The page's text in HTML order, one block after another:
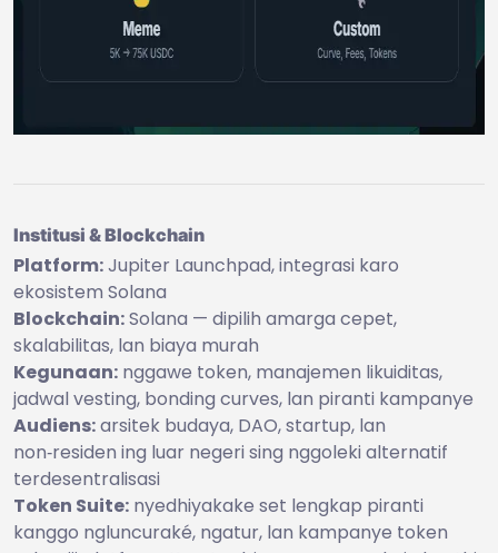
Institusi & Blockchain
Platform:Jupiter Launchpad, integrasi karo
ekosistem Solana
Blockchain:Solana — dipilih amarga cepet,
skalabilitas, lan biaya murah
Kegunaan: nggawe token, manajemen likuiditas,
jadwal vesting, bonding curves, lan piranti kampanye
Audiens:arsitek budaya, DAO, startup, lan
non‑residen ing luar negeri sing nggoleki alternatif
terdesentralisasi
Token Suite: nyedhiyakake set lengkap piranti
kanggo ngluncuraké, ngatur, lan kampanye token